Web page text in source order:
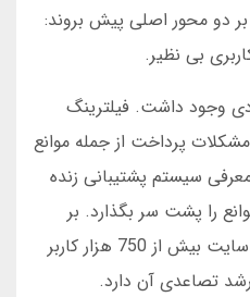
دو محور اصلی پیش بروند:
بی نظیر.
وجود داشت. فیلترینگ
مشکلات پرداخت از جمله موانع
سیستم پشتیبانی زنده
این موانع را پشت سر بگذارد. بر
اساس آمار مارس 2025، این سایت بیش از 750 هزار کاربر
تصاعدی آن دارد.